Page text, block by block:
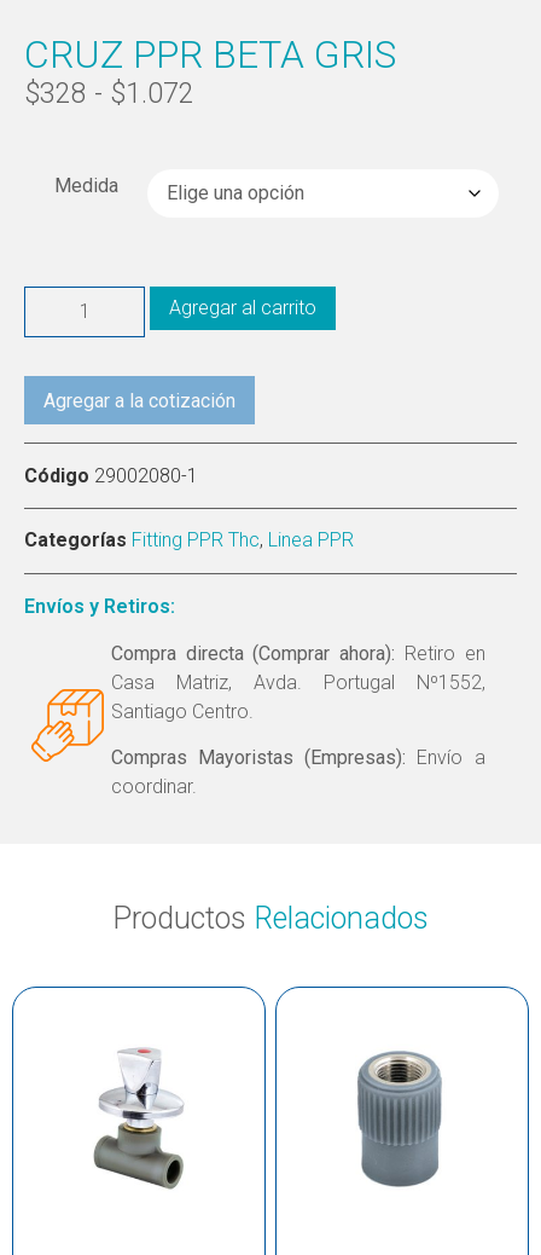
CRUZ PPR BETA GRIS
$328 - $1.072
Medida
Agregar al carrito
Agregar a la cotización
Código 29002080-1
Categorías Fitting PPR Thc, Linea PPR
Envíos y Retiros:
Compra directa (Comprar ahora): Retiro en
Casa Matriz, Avda. Portugal Nº1552,
Santiago Centro.
Compras Mayoristas (Empresas): Envío a
coordinar.
Productos Relacionados